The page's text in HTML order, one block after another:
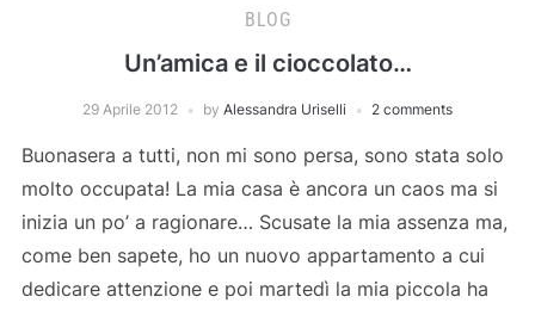
BLOG
Un’amica e il cioccolato…
29 Aprile 2012 by Alessandra Uriselli 2 comments
Buonasera a tutti, non mi sono persa, sono stata solo
molto occupata! La mia casa è ancora un caos ma si
inizia un po’ a ragionare… Scusate la mia assenza ma,
come ben sapete, ho un nuovo appartamento a cui
dedicare attenzione e poi martedì la mia piccola ha